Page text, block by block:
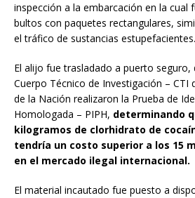
inspección a la embarcación en la cual
bultos con paquetes rectangulares,
el tráfico de sustancias estupefacientes.
El alijo fue trasladado a puerto
Cuerpo Técnico de Investigación – CTI
de la Nación realizaron la Prueba de
Homologada – PIPH, determinando
kilogramos de clorhidrato de
tendría un costo superior a los 15
en el mercado ilegal internacional.
El material incautado fue puesto a